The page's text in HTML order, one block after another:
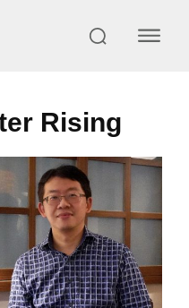
Rising